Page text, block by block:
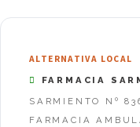
ALTERNATIVA LOCAL
FARMACIA
SARMIENTO Nº
FARMACIA